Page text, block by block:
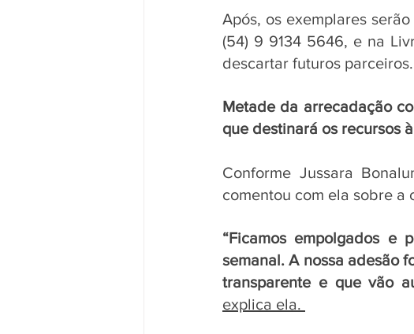
Após, os exemplares
(54) 9 9134 5646, e na
descartar futuros parceiros.
Metade da arrecadação
que destinará os recursos
Conforme Jussara
comentou com ela sobre a
“Ficamos empolgados e
semanal. A nossa adesão
transparente e que vão
explica ela.